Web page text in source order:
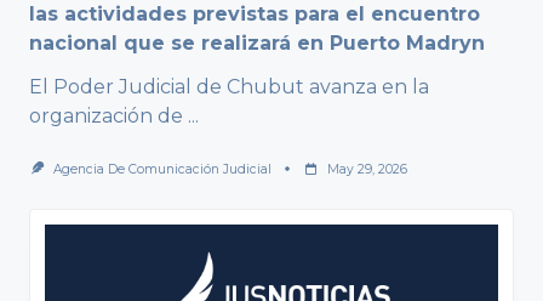
las actividades previstas para el encuentro
nacional que se realizará en Puerto Madryn
El Poder Judicial de Chubut avanza en la
organización de ...
Agencia De Comunicación Judicial May 29, 2026